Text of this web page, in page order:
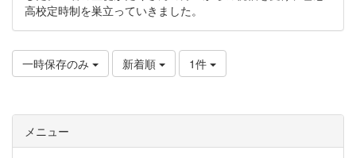
高校定時制を巣立っていきました。
一時保存のみ 新着順 1件
メニュー